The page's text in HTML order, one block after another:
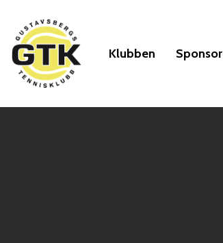
Klubben